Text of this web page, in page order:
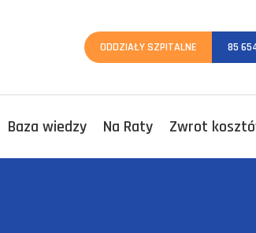
ODDZIAŁY SZPITALNE 85
Baza wiedzy Na Raty Zwrot